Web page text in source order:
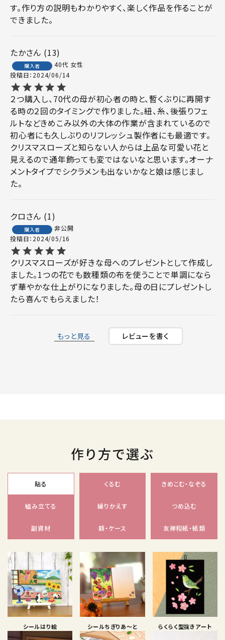
す。作り方の説明もわかりやすく、楽しく作品を作ることが
できました。
たか 13
購入者 40代 女性
投稿日 2024/06/14
２つ購入し、70代の母が初心者の時と、暫くぶりに再開す
る時の２回のタイミングで作りました。紐、糸、後張りフェ
ルトなどきめこみ以外の大体の作業が含まれているので
初心者にも久しぶりのリフレッシュ製作者にも最適です。
クリスマスローズと知らない人からは上品な可愛い花と
見えるので通年飾っても変ではないなと思います。オーナ
メントタイプでシクラメンも出ないかなと娘は感じまし
た。
クロ 1
購入者
非公開
投稿日 2024/05/16
クリスマスローズが好きな母へのプレゼントとして作成し
ました。1つの花でも数種類の布を使うことで単調になら
ず華やかな仕上がりになりました。母の日にプレゼントし
たら喜んでもらえました！
もっと見る レビューを書く
作り方で選ぶ
貼る くるむ きめこむ・なぞる
組み立てる 繰りかえす つめ込む
副資材 額・ケース 友禅和紙・紙類
シールはり絵 シールちぎりあ〜と らくらく型抜きアート